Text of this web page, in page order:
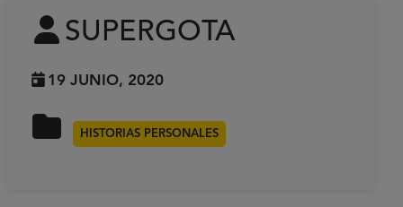
SUPERGOTA
19 JUNIO, 2020
HISTORIAS PERSONALES